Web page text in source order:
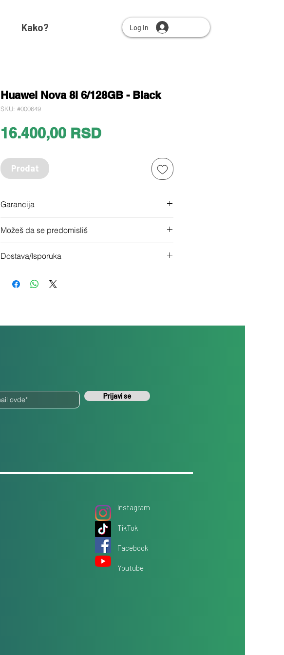
Kako? Log In
Huawei Nova 8i 6/128GB - Black
SKU: #000649
16.400,00 RSDPrice
Prodat
Garancija
Možeš da se predomisliš
Dostava/Isporuka
Prijavi se
Instagram
TikTok
Facebook
Youtube